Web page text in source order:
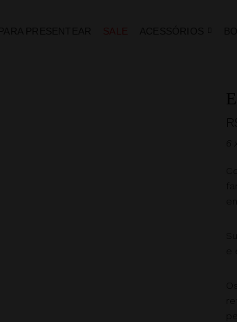
SALE
R$
6 x
e